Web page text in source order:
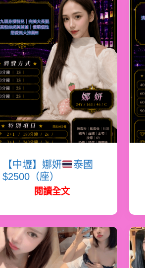
【中壢】娜妍
泰國
$2500（座）
閱讀全文